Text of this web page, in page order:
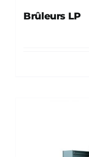
Brûleurs LP